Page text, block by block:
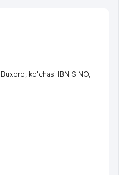
Buxoro ko'chasi IBN SINO,